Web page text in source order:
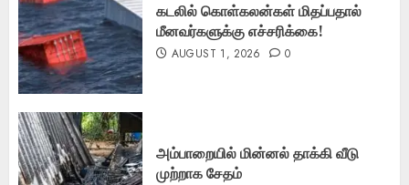
கடலில் கொள்கலன்கள் மிதப்பதால்
மீனவர்களுக்கு எச்சரிக்கை!
AUGUST 1, 2026 0
அம்பாறையில் மின்னல் தாக்கி வீடு
முற்றாக சேதம்